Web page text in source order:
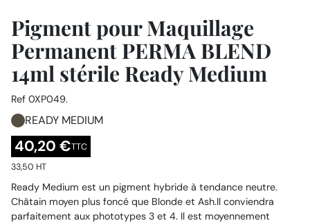
Pigment pour Maquillage
Permanent PERMA BLEND
14ml stérile Ready Medium
Ref 0XP049.
READY MEDIUM
40,20 €TTC
33,50 HT
Ready Medium est un pigment hybride à tendance neutre.
Châtain moyen plus foncé que Blonde et Ash.Il conviendra
parfaitement aux phototypes 3 et 4. Il est moyennement